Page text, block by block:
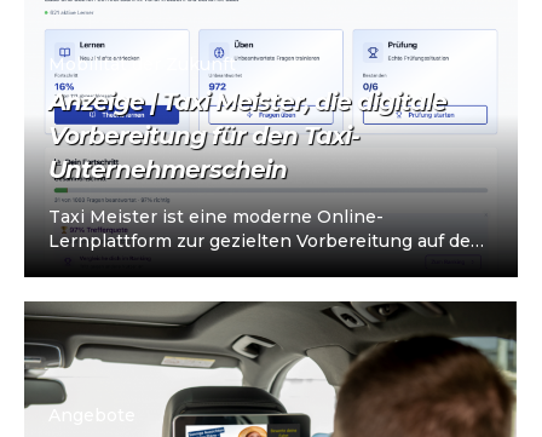
Mobilität der Zukunft
Anzeige | Taxi Meister, die digitale
Vorbereitung für den Taxi-
Unternehmerschein
Taxi Meister ist eine moderne Online-
Lernplattform zur gezielten Vorbereitung auf den